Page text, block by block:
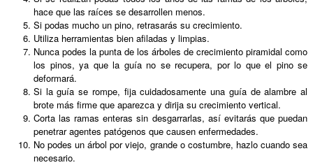
hace que las raíces se desarrollen menos.
Si podas mucho un pino, retrasarás su crecimiento.
Utiliza herramientas bien afiladas y limpias.
Nunca podes la punta de los árboles de crecimiento piramidal como
los pinos, ya que la guía no se recupera, por lo que el pino se
deformará.
Si la guía se rompe, fija cuidadosamente una guía de alambre al
brote más firme que aparezca y dirija su crecimiento vertical.
Corta las ramas enteras sin desgarrarlas, así evitarás que puedan
penetrar agentes patógenos que causen enfermedades.
No podes un árbol por viejo, grande o costumbre, hazlo cuando sea
necesario.